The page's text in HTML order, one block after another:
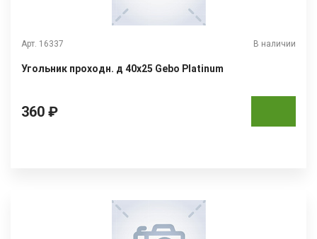
Арт. 16337 В наличии
Угольник проходн. д 40х25 Gebo Platinum
360 ₽